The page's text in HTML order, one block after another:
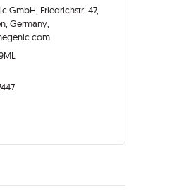
GmbH, Friedrichstr. 47,
Germany,